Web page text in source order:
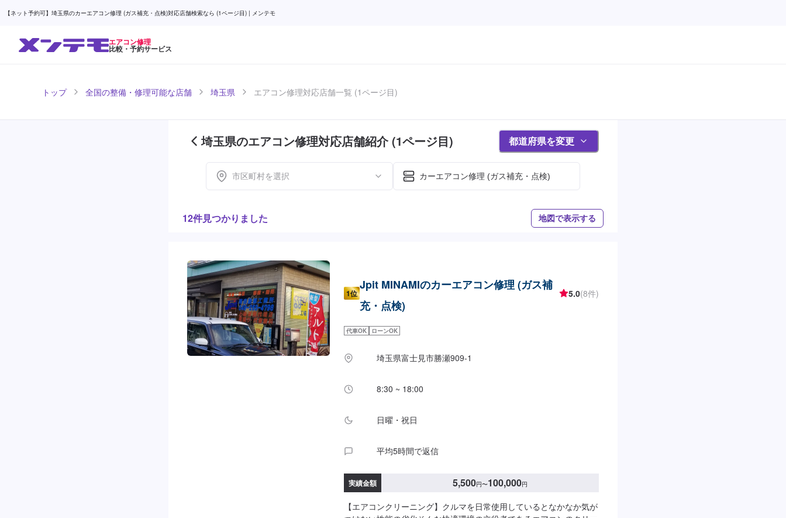
【ネット予約可】埼玉県のカーエアコン修理 (ガス補充・点検)対応店舗検索なら (1ページ目) | メンテモ
エアコン修理
比較・予約サービス
トップ 全国の整備・修理可能な店舗 埼玉県 エアコン修理対応店舗一覧 (1ページ目)
埼玉県のエアコン修理対応店舗紹介 (1ページ目) 都道府県を変更
市区町村を選択 カーエアコン修理 (ガス補充・点検)
12件見つかりました 地図で表示する
1位
Jpit MINAMIのカーエアコン修理 (ガス補
充・点検)
5.0(8件)
代車OK ローンOK
埼玉県富士見市勝瀬909‐1
8:30 ~ 18:00
日曜・祝日
平均5時間で返信
実績金額 5,500円〜100,000円
【エアコンクリーニング】クルマを日常使用しているとなかなか気が